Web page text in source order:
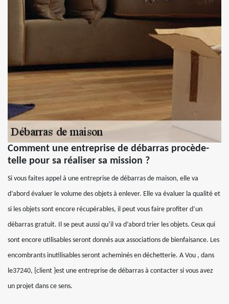
Comment une entreprise de débarras procède-
telle pour sa réaliser sa mission ?
Si vous faites appel à une entreprise de débarras de maison, elle va
d’abord évaluer le volume des objets à enlever. Elle va évaluer la qualité et
si les objets sont encore récupérables, il peut vous faire profiter d’un
débarras gratuit. Il se peut aussi qu’il va d’abord trier les objets. Ceux qui
sont encore utilisables seront donnés aux associations de bienfaisance. Les
encombrants inutilisables seront acheminés en déchetterie. A Vou , dans
le37240, {client }est une entreprise de débarras à contacter si vous avez
un projet dans ce sens.